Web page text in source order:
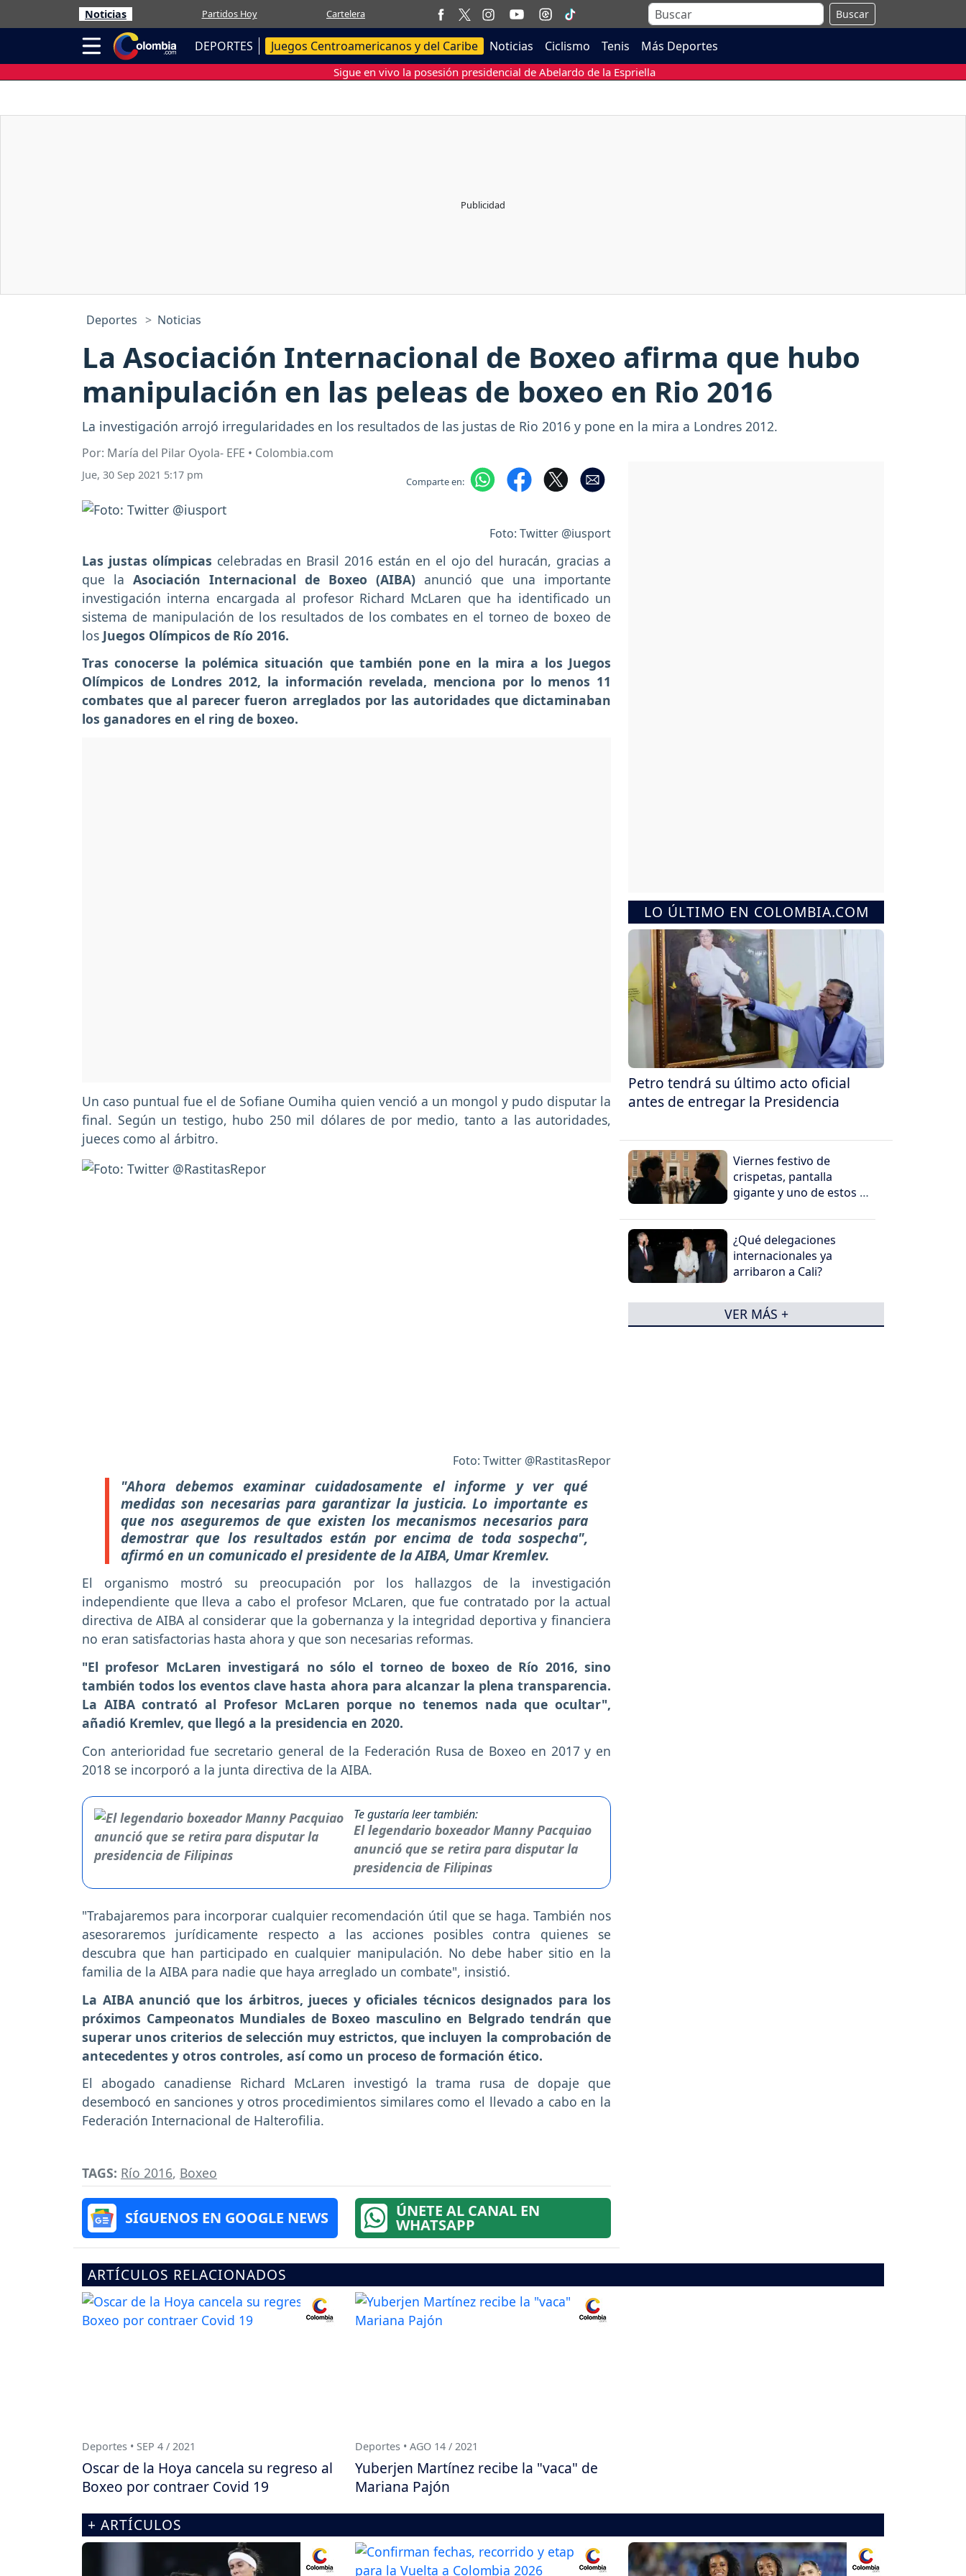
Noticias Partidos Hoy Cartelera Buscar
DEPORTES Juegos Centroamericanos y del Caribe Noticias Ciclismo Tenis Más Deportes
Sigue en vivo la posesión presidencial de Abelardo de la Espriella
Deportes Noticias
La Asociación Internacional de Boxeo afirma que hubo
manipulación en las peleas de boxeo en Rio 2016
La investigación arrojó irregularidades en los resultados de las justas de Rio 2016 y pone en la mira a Londres 2012.
Por: María del Pilar Oyola- EFE • Colombia.com
Jue, 30 Sep 2021 5:17 pm Comparte en:
Foto: Twitter @iusport
Las justas olímpicas celebradas en Brasil 2016 están en el ojo del huracán, gracias a
que la Asociación Internacional de Boxeo (AIBA) anunció que una importante
investigación interna encargada al profesor Richard McLaren que ha identificado un
sistema de manipulación de los resultados de los combates en el torneo de boxeo de
los Juegos Olímpicos de Río 2016.
Tras conocerse la polémica situación que también pone en la mira a los Juegos
Olímpicos de Londres 2012, la información revelada, menciona por lo menos 11
combates que al parecer fueron arreglados por las autoridades que dictaminaban
los ganadores en el ring de boxeo.
Un caso puntual fue el de Sofiane Oumiha quien venció a un mongol y pudo disputar la
final. Según un testigo, hubo 250 mil dólares de por medio, tanto a las autoridades,
jueces como al árbitro.
Foto: Twitter @RastitasRepor
"Ahora debemos examinar cuidadosamente el informe y ver qué
medidas son necesarias para garantizar la justicia. Lo importante es
que nos aseguremos de que existen los mecanismos necesarios para
demostrar que los resultados están por encima de toda sospecha",
afirmó en un comunicado el presidente de la AIBA, Umar Kremlev.
El organismo mostró su preocupación por los hallazgos de la investigación
independiente que lleva a cabo el profesor McLaren, que fue contratado por la actual
directiva de AIBA al considerar que la gobernanza y la integridad deportiva y financiera
no eran satisfactorias hasta ahora y que son necesarias reformas.
"El profesor McLaren investigará no sólo el torneo de boxeo de Río 2016, sino
también todos los eventos clave hasta ahora para alcanzar la plena transparencia.
La AIBA contrató al Profesor McLaren porque no tenemos nada que ocultar",
añadió Kremlev, que llegó a la presidencia en 2020.
Con anterioridad fue secretario general de la Federación Rusa de Boxeo en 2017 y en
2018 se incorporó a la junta directiva de la AIBA.
Te gustaría leer también:
El legendario boxeador Manny Pacquiao
anunció que se retira para disputar la
presidencia de Filipinas
"Trabajaremos para incorporar cualquier recomendación útil que se haga. También nos
asesoraremos jurídicamente respecto a las acciones posibles contra quienes se
descubra que han participado en cualquier manipulación. No debe haber sitio en la
familia de la AIBA para nadie que haya arreglado un combate", insistió.
La AIBA anunció que los árbitros, jueces y oficiales técnicos designados para los
próximos Campeonatos Mundiales de Boxeo masculino en Belgrado tendrán que
superar unos criterios de selección muy estrictos, que incluyen la comprobación de
antecedentes y otros controles, así como un proceso de formación ético.
El abogado canadiense Richard McLaren investigó la trama rusa de dopaje que
desembocó en sanciones y otros procedimientos similares como el llevado a cabo en la
Federación Internacional de Halterofilia.
TAGS: Río 2016, Boxeo
SÍGUENOS EN GOOGLE NEWS ÚNETE AL CANAL EN
WHATSAPP
LO ÚLTIMO EN COLOMBIA.COM
Petro tendrá su último acto oficial
antes de entregar la Presidencia
Viernes festivo de
crispetas, pantalla
gigante y uno de estos 5
¿Qué delegaciones
internacionales ya
arribaron a Cali?
VER MÁS +
ARTÍCULOS RELACIONADOS
Deportes • SEP 4 / 2021
Oscar de la Hoya cancela su regreso al
Boxeo por contraer Covid 19
Deportes • AGO 14 / 2021
Yuberjen Martínez recibe la "vaca" de
Mariana Pajón
+ ARTÍCULOS